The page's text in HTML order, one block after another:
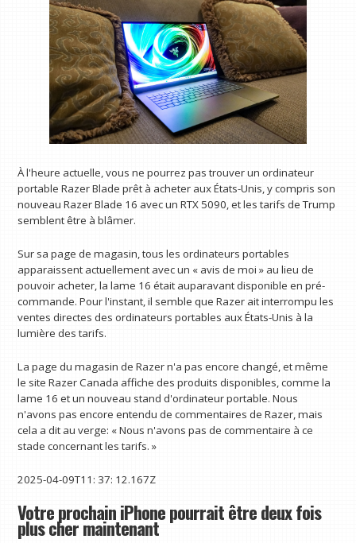
À l'heure actuelle, vous ne pourrez pas trouver un ordinateur
portable Razer Blade prêt à acheter aux États-Unis, y compris son
nouveau Razer Blade 16 avec un RTX 5090, et les tarifs de Trump
semblent être à blâmer.
Sur sa page de magasin, tous les ordinateurs portables
apparaissent actuellement avec un « avis de moi » au lieu de
pouvoir acheter, la lame 16 était auparavant disponible en pré-
commande. Pour l'instant, il semble que Razer ait interrompu les
ventes directes des ordinateurs portables aux États-Unis à la
lumière des tarifs.
La page du magasin de Razer n'a pas encore changé, et même
le site Razer Canada affiche des produits disponibles, comme la
lame 16 et un nouveau stand d'ordinateur portable. Nous
n'avons pas encore entendu de commentaires de Razer, mais
cela a dit au verge: « Nous n'avons pas de commentaire à ce
stade concernant les tarifs. »
2025-04-09T11: 37: 12.167Z
Votre prochain iPhone pourrait être deux fois
plus cher maintenant